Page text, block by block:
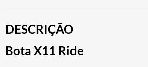
DESCRIÇÃO
Bota X11 Ride